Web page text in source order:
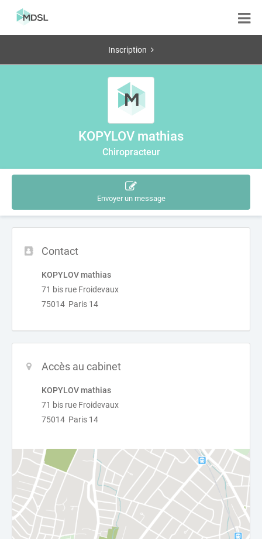
Inscription
KOPYLOV mathias
Chiropracteur
Envoyer un message
Contact
KOPYLOV mathias
71 bis rue Froidevaux
75014 Paris 14
Accès au cabinet
KOPYLOV mathias
71 bis rue Froidevaux
75014 Paris 14